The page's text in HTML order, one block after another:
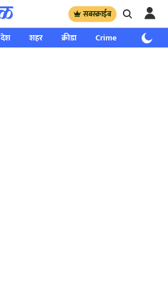
सबस्क्राईब
देश शहर क्रीडा Crime साप्ताहिक